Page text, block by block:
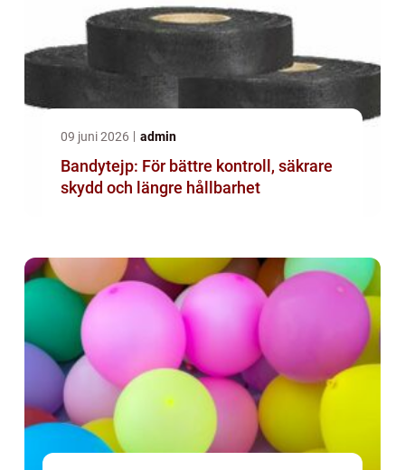
09 juni 2026 admin
Bandytejp: För bättre kontroll, säkrare
skydd och längre hållbarhet